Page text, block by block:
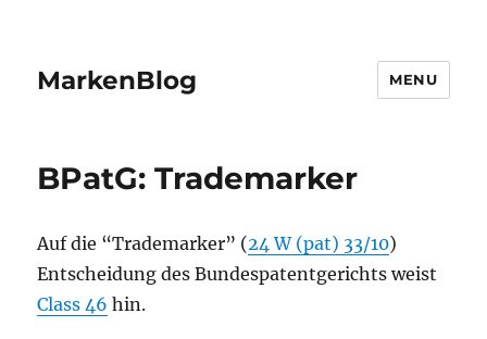
MarkenBlog MENU
BPatG: Trademarker
Auf die “Trademarker” (24 W (pat) 33/10)
Entscheidung des Bundespatentgerichts weist
Class 46 hin.